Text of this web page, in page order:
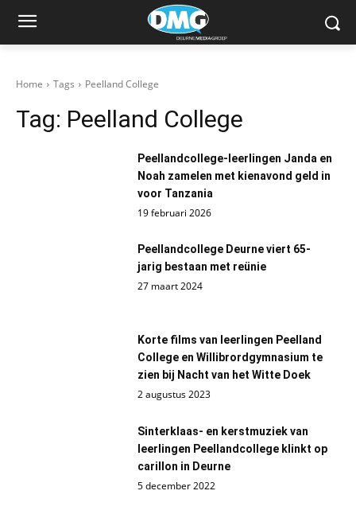
Home Tags Peelland College
Tag: Peelland College
Peellandcollege-leerlingen Janda en
Noah zamelen met kienavond geld in
voor Tanzania
19 februari 2026
Peellandcollege Deurne viert 65-
jarig bestaan met reünie
27 maart 2024
Korte films van leerlingen Peelland
College en Willibrordgymnasium te
zien bij Nacht van het Witte Doek
2 augustus 2023
Sinterklaas- en kerstmuziek van
leerlingen Peellandcollege klinkt op
carillon in Deurne
5 december 2022